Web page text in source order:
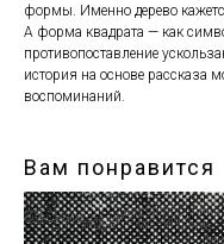
формы. Именно дерево
А форма квадрата — как
противопоставление
история на основе рассказа
воспоминаний.
Вам понравится